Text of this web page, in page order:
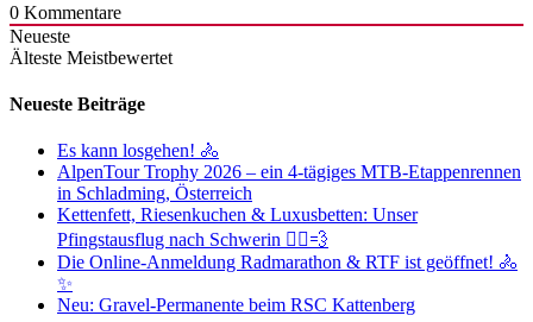
0 Kommentare
Neueste
Älteste Meistbewertet
Neueste Beiträge
Es kann losgehen! 🚴
AlpenTour Trophy 2026 – ein 4-tägiges MTB-Etappenrennen
in Schladming, Österreich
Kettenfett, Riesenkuchen & Luxusbetten: Unser
Pfingstausflug nach Schwerin 🚴‍♂️💨
Die Online-Anmeldung Radmarathon & RTF ist geöffnet! 🚴
✨
Neu: Gravel-Permanente beim RSC Kattenberg